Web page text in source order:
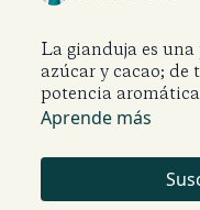
La gianduja es una
azúcar y cacao;
potencia
mousses, helados,
Aprende más